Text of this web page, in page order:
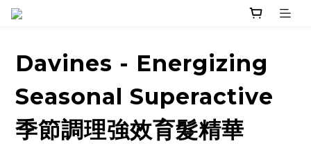
Davines - Energizing
Seasonal Superactive
季節調理強效育髮精華